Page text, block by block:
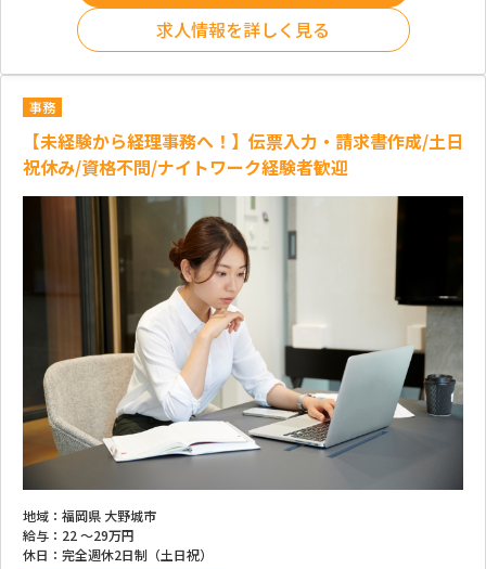
求人情報を詳しく見る
事務
【未経験から経理事務へ！】伝票入力・請求書作成/土日
祝休み/資格不問/ナイトワーク経験者歓迎
地域： 福岡県 大野城市
給与： 22 ～29万円
休日： 完全週休2日制（土日祝）